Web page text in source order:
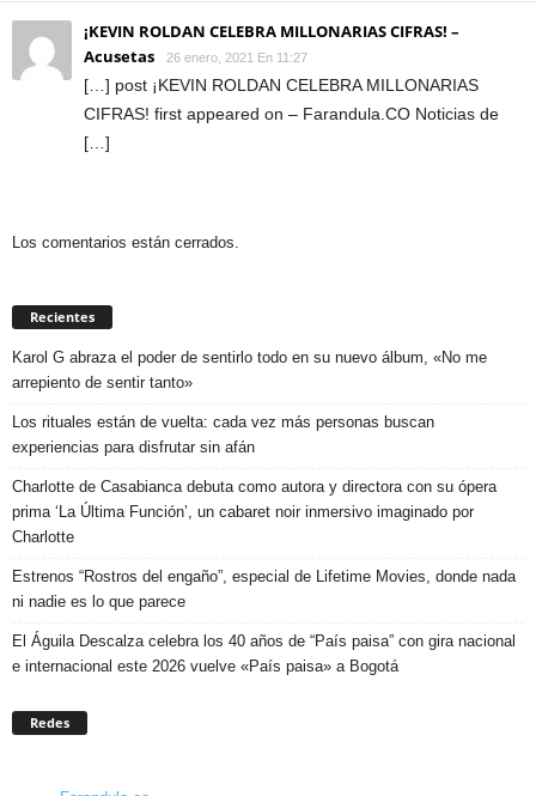
¡KEVIN ROLDAN CELEBRA MILLONARIAS CIFRAS! –
Acusetas
26 enero, 2021 En 11:27
[…] post ¡KEVIN ROLDAN CELEBRA MILLONARIAS
CIFRAS! first appeared on – Farandula.CO Noticias de
[…]
Los comentarios están cerrados.
Recientes
Karol G abraza el poder de sentirlo todo en su nuevo álbum, «No me
arrepiento de sentir tanto»
Los rituales están de vuelta: cada vez más personas buscan
experiencias para disfrutar sin afán
Charlotte de Casabianca debuta como autora y directora con su ópera
prima ‘La Última Función’, un cabaret noir inmersivo imaginado por
Charlotte
Estrenos “Rostros del engaño”, especial de Lifetime Movies, donde nada
ni nadie es lo que parece
El Águila Descalza celebra los 40 años de “País paisa” con gira nacional
e internacional este 2026 vuelve «País paisa» a Bogotá
Redes